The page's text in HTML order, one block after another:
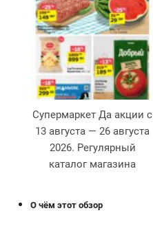
Супермаркет Да акции с
13 августа — 26 августа
2026. Регулярный
каталог магазина
О чём этот обзор